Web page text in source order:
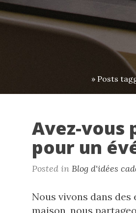
» Posts
Avez-vous
pour un
Posted in Blog d'idées
Nous vivons dans
maison, nous